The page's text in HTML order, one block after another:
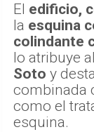
El edificio,
la esquina
colindante
lo atribuye al
Soto y
combinada
como el
esquina.